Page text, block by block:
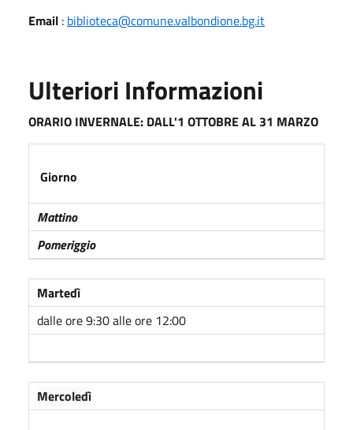
Email : biblioteca@comune.valbondione.bg.it
Ulteriori Informazioni
ORARIO INVERNALE: DALL'1 OTTOBRE AL 31 MARZO
Giorno
Mattino
Pomeriggio
Martedì
dalle ore 9:30 alle ore 12:00
Mercoledì